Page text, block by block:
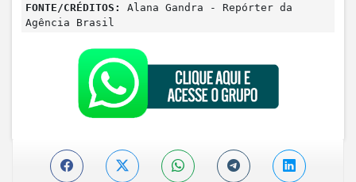
FONTE/CRÉDITOS:
Alana Gandra - Repórter da
Agência Brasil